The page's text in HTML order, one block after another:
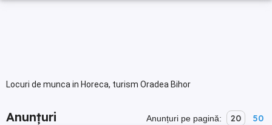
Locuri de munca in Horeca, turism Oradea Bihor
Anunțuri Anunțuri pe pagină: 20 50